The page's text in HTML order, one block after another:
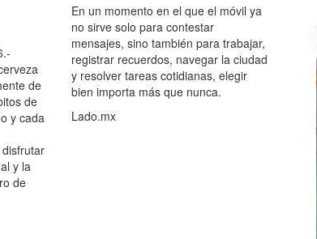
de
de
y cada
y la
de
En un momento en el que el móvil ya
no sirve solo para contestar
mensajes, sino también para trabajar,
registrar recuerdos, navegar la ciudad
y resolver tareas cotidianas, elegir
bien importa más que nunca.
Lado.mx